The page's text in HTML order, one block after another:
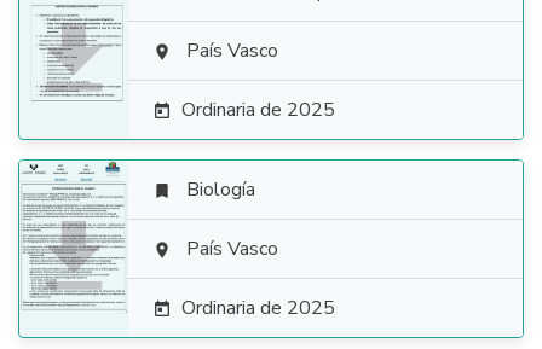
  País Vasco
 Ordinaria de 2025

 Biología
 País Vasco
 Ordinaria de 2025